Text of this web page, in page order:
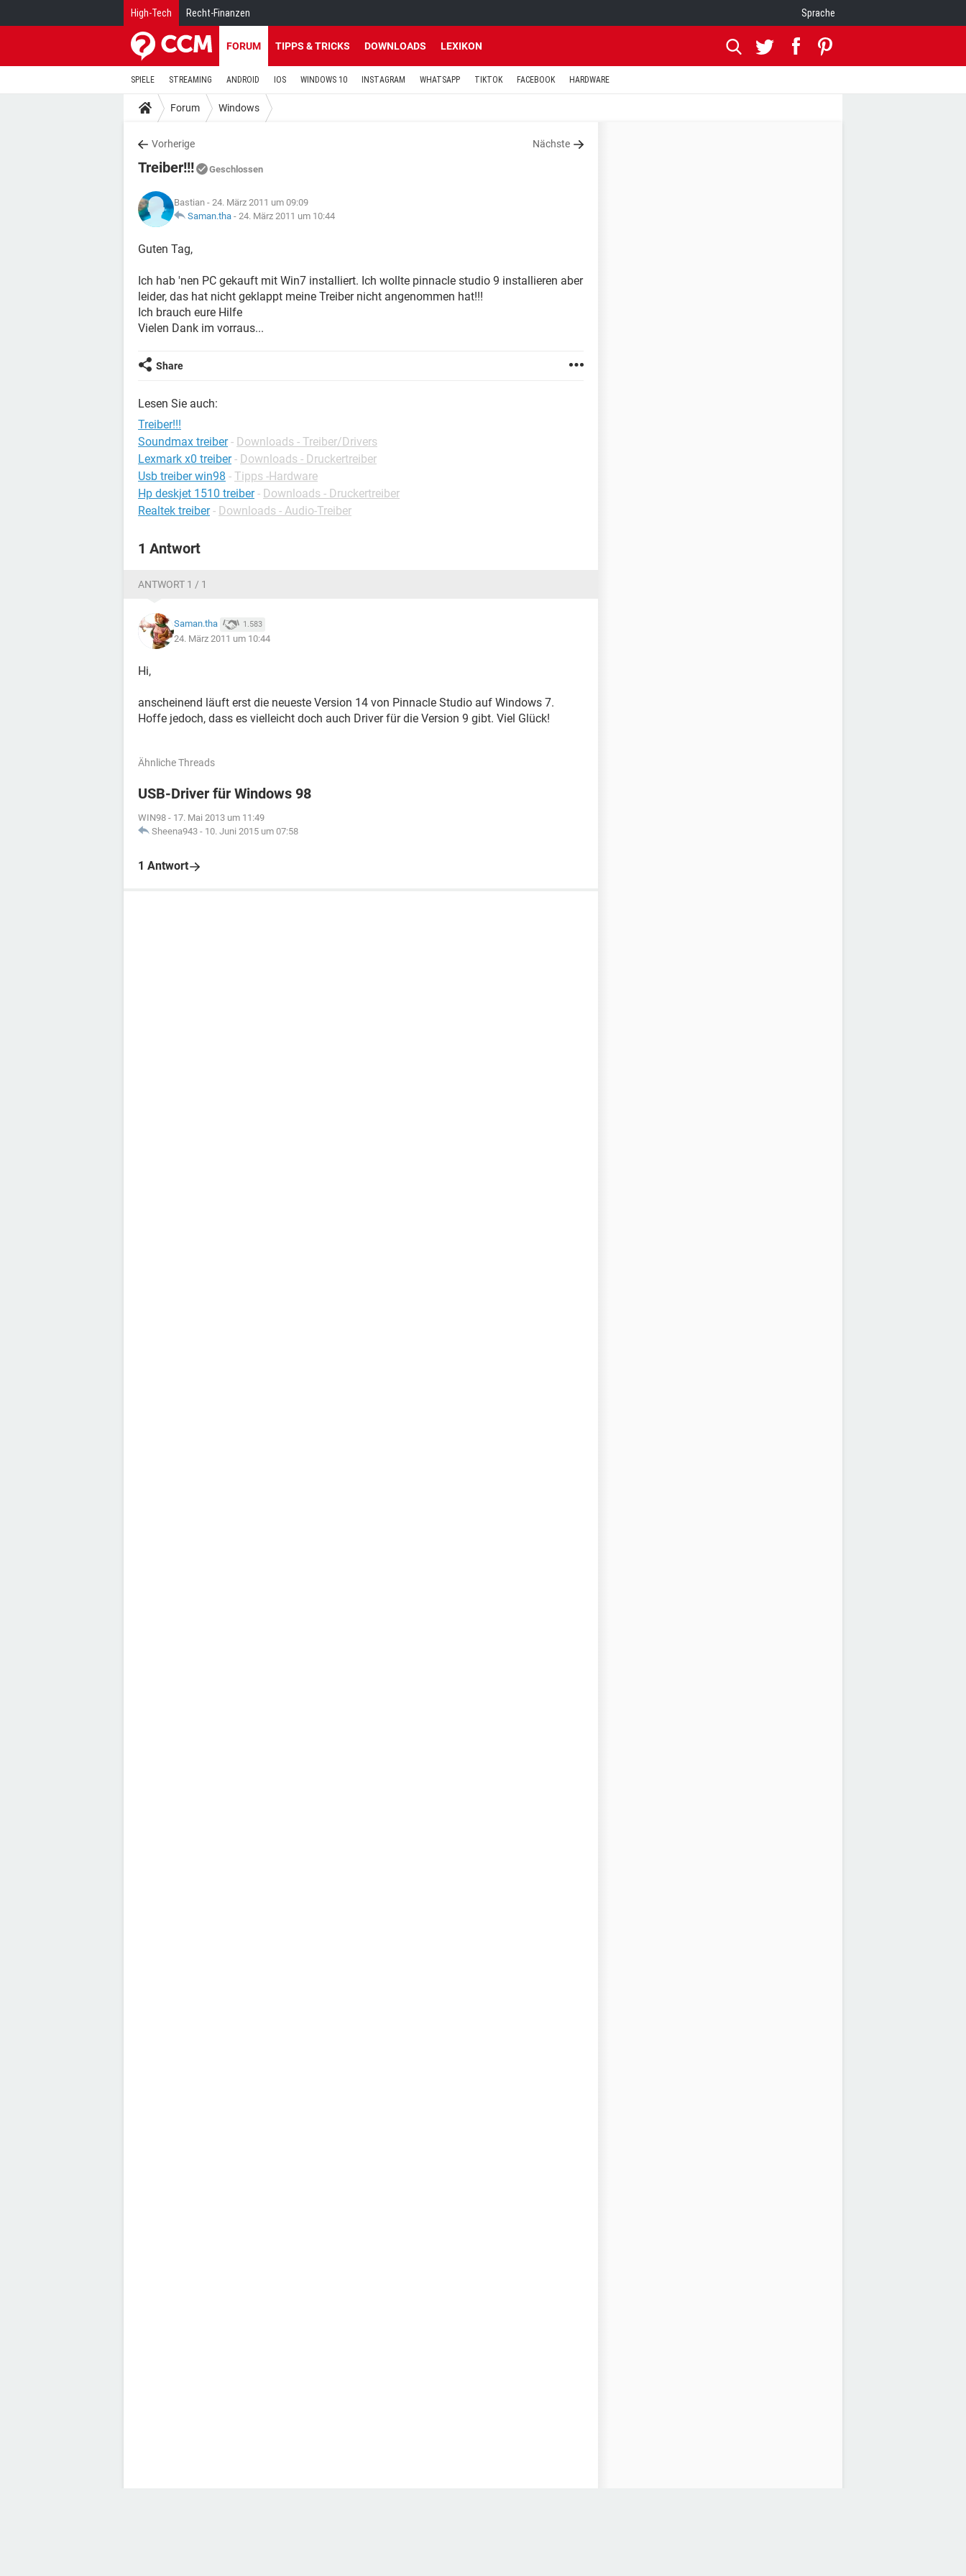
High-Tech Recht-Finanzen Sprache
FORUM TIPPS & TRICKS DOWNLOADS LEXIKON
SPIELE STREAMING ANDROID IOS WINDOWS 10 INSTAGRAM WHATSAPP TIKTOK FACEBOOK HARDWARE
Forum Windows
Vorherige Nächste
Treiber!!! Geschlossen
Bastian - 24. März 2011 um 09:09
Saman.tha - 24. März 2011 um 10:44
Guten Tag,
Ich hab 'nen PC gekauft mit Win7 installiert. Ich wollte pinnacle studio 9 installieren aber
leider, das hat nicht geklappt meine Treiber nicht angenommen hat!!!
Ich brauch eure Hilfe
Vielen Dank im vorraus...
Share
Lesen Sie auch:
Treiber!!!
Soundmax treiber - Downloads - Treiber/Drivers
Lexmark x0 treiber - Downloads - Druckertreiber
Usb treiber win98 - Tipps -Hardware
Hp deskjet 1510 treiber - Downloads - Druckertreiber
Realtek treiber - Downloads - Audio-Treiber
1 Antwort
ANTWORT 1 / 1
Saman.tha 1.583
24. März 2011 um 10:44
Hi,
anscheinend läuft erst die neueste Version 14 von Pinnacle Studio auf Windows 7.
Hoffe jedoch, dass es vielleicht doch auch Driver für die Version 9 gibt. Viel Glück!
Ähnliche Threads
USB-Driver für Windows 98
WIN98 - 17. Mai 2013 um 11:49
Sheena943 - 10. Juni 2015 um 07:58
1 Antwort